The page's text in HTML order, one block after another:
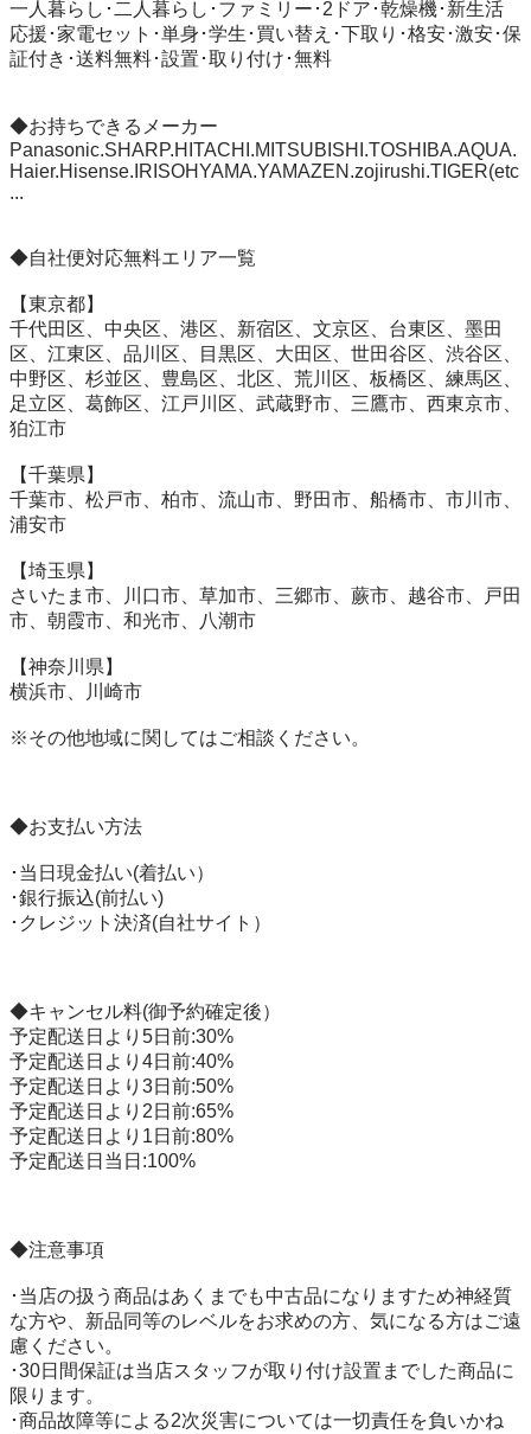
一人暮らし･二人暮らし･ファミリー･2ドア･乾燥機･新生活
応援･家電セット･単身･学生･買い替え･下取り･格安･激安･保
証付き･送料無料･設置･取り付け･無料
◆お持ちできるメーカー
Panasonic.SHARP.HITACHI.MITSUBISHI.TOSHIBA.AQUA.
Haier.Hisense.IRISOHYAMA.YAMAZEN.zojirushi.TIGER(etc
...
◆自社便対応無料エリア一覧
【東京都】
千代田区、中央区、港区、新宿区、文京区、台東区、墨田
区、江東区、品川区、目黒区、大田区、世田谷区、渋谷区、
中野区、杉並区、豊島区、北区、荒川区、板橋区、練馬区、
足立区、葛飾区、江戸川区、武蔵野市、三鷹市、西東京市、
狛江市
【千葉県】
千葉市、松戸市、柏市、流山市、野田市、船橋市、市川市、
浦安市
【埼玉県】
さいたま市、川口市、草加市、三郷市、蕨市、越谷市、戸田
市、朝霞市、和光市、八潮市
【神奈川県】
横浜市、川崎市
※その他地域に関してはご相談ください。
◆お支払い方法
･当日現金払い(着払い）
･銀行振込(前払い)
･クレジット決済(自社サイト）
◆キャンセル料(御予約確定後）
予定配送日より5日前:30%
予定配送日より4日前:40%
予定配送日より3日前:50%
予定配送日より2日前:65%
予定配送日より1日前:80%
予定配送日当日:100%
◆注意事項
･当店の扱う商品はあくまでも中古品になりますため神経質
な方や、新品同等のレベルをお求めの方、気になる方はご遠
慮ください。
･30日間保証は当店スタッフが取り付け設置までした商品に
限ります。
･商品故障等による2次災害については一切責任を負いかね